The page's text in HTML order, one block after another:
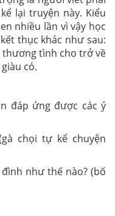
lại truyện này. Kiểu
nhiều lần vì vậy học
thục khác như sau:
thương tình cho trở về
có.
đáp ứng đ­ược các ý
chọi tự kể chuyện
nh­ư thế nào? (bố